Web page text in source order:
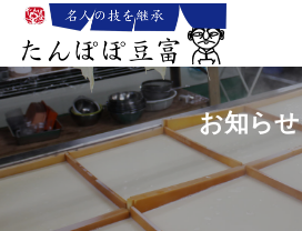
お知らせ